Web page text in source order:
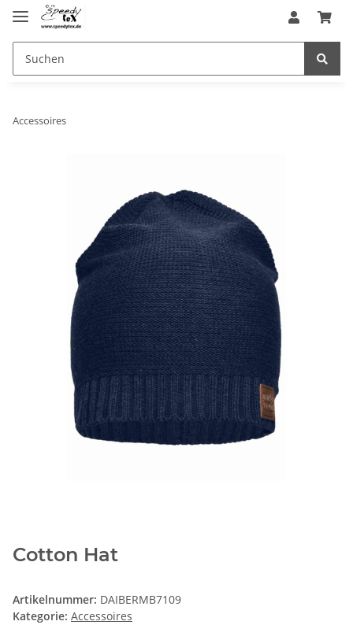
Accessoires
Cotton Hat
Artikelnummer: DAIBERMB7109
Kategorie: Accessoires